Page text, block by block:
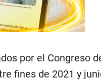
por el Congreso
fines de 2021 y